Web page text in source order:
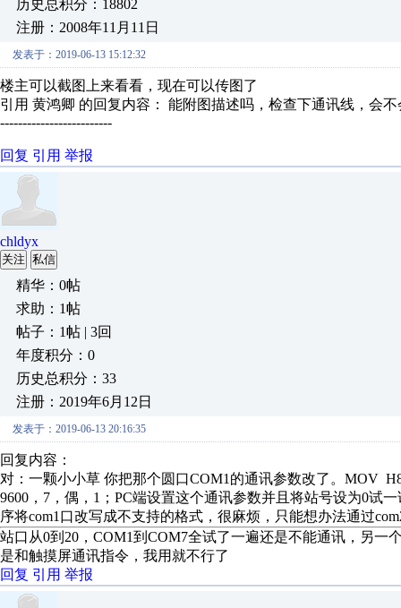
历史总积分：18802
注册：2008年11月11日
发表于：2019-06-13 15:12:32
楼主可以截图上来看看，现在可以传图了
引用 黄鸿卿 的回复内容： 能附图描述吗，检查下通讯线，会
-------------------------
回复 引用 举报
chldyx
关注 私信
精华：0帖
求助：1帖
帖子：1帖 | 3回
年度积分：0
历史总积分：33
注册：2019年6月12日
发表于：2019-06-13 20:16:35
回复内容：
对：一颗小小草 你把那个圆口COM1的通讯参数改了。MOV
9600，7，偶，1；PC端设置这个通讯参数并且将站号设为0试
序将com1口改写成不支持的格式，很麻烦，只能想办法通过
站口从0到20，COM1到COM7全试了一遍还是不能通讯，另
是和触摸屏通讯指令，我用就不行了
回复 引用 举报